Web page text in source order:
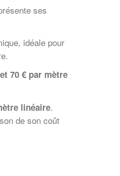
ses
idéale pour
70 € par mètre
linéaire.
de son coût